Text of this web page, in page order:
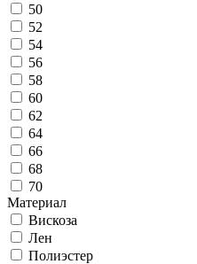
50
52
54
56
58
60
62
64
66
68
70
Материал
Вискоза
Лен
Полиэстер